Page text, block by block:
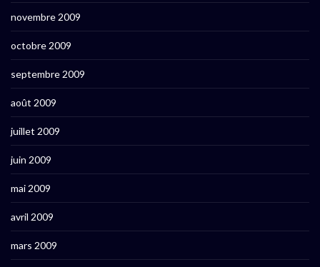
novembre 2009
octobre 2009
septembre 2009
août 2009
juillet 2009
juin 2009
mai 2009
avril 2009
mars 2009